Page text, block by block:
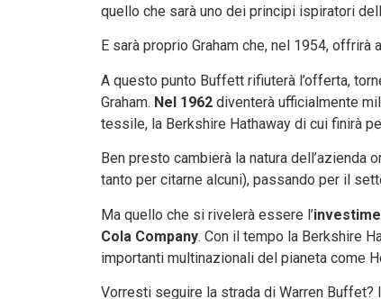
quello che sarà uno dei principi ispiratori
E sarà proprio Graham che, nel 1954,
A questo punto Buffett rifiuterà l’offerta,
Graham. Nel 1962 diventerà ufficialmente
tessile, la Berkshire Hathaway di cui finirà
Ben presto cambierà la natura
tanto per citarne alcuni), passando per il
Ma quello che si rivelerà essere l’
Cola Company. Con il tempo la Berkshire
importanti multinazionali del pianeta come
Vorresti seguire la strada di Warren Buffet?